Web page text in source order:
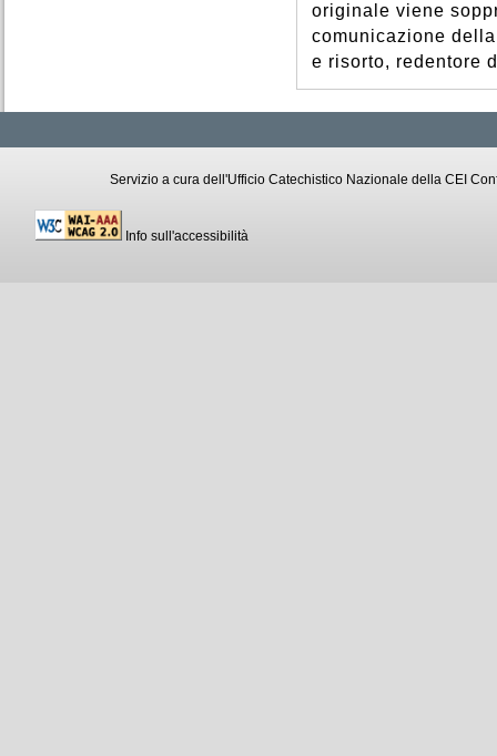
originale viene
comunicazione
e risorto, redentore
Servizio a cura dell'Ufficio Catechistico Nazionale della CEI
Info sull'accessibilità